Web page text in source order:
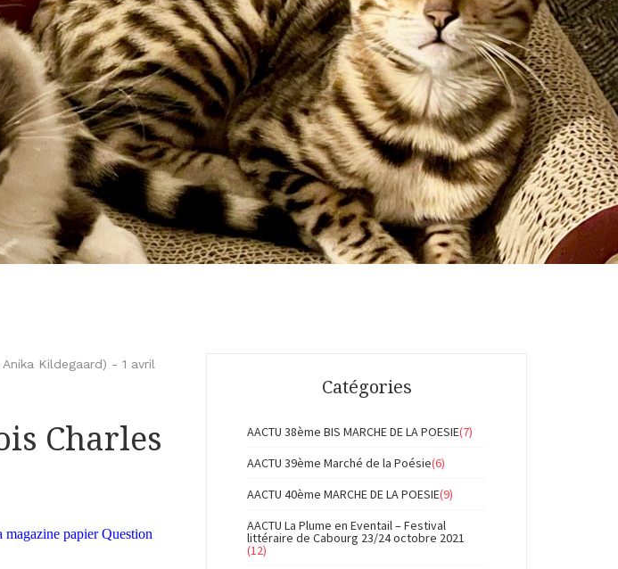
Kildegaard) - 1 avril
Charles
papier Question
Catégories
AACTU 38ème BIS MARCHE DE LA POESIE(7)
AACTU 39ème Marché de la Poésie(6)
AACTU 40ème MARCHE DE LA POESIE(9)
AACTU La Plume en Eventail – Festival
littéraire de Cabourg 23/24 octobre 2021
(12)